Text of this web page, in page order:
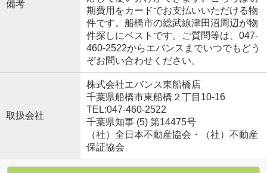
備考
期費用をカードでお支払いいただける物
件です。船橋市の総武線津田沼周辺が物
件探しにベストです。ご質問等は、047-
460-2522からエバンスまでいつでもどう
ぞお問い合わせください。
取扱会社
株式会社エバンス東船橋店
千葉県船橋市東船橋２丁目10-16
TEL:047-460-2522
千葉県知事 (5) 第14475号
（社）全日本不動産協会・（社）不動産
保証協会